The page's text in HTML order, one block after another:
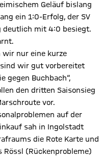
Geläuf bislang
ein 1:0-Erfolg, der SV
deutlich mit 4:0 besiegt.
wir nur eine kurze
wir gut vorbereitet
gegen Buchbach“,
den dritten Saisonsieg
vor.
auf der
sah in Ingolstadt
die Rote Karte und
Rössl (Rückenprobleme)